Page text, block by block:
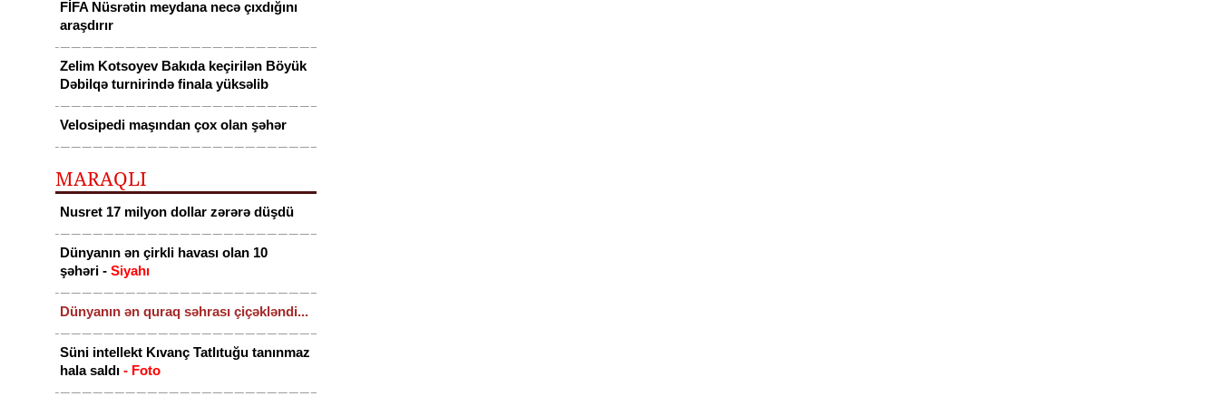
FİFA Nüsrətin meydana necə çıxdığını
araşdırır
Zelim Kotsoyev Bakıda keçirilən Böyük
Dəbilqə turnirində finala yüksəlib
Velosipedi maşından çox olan şəhər
MARAQLI
Nusret 17 milyon dollar zərərə düşdü
Dünyanın ən çirkli havası olan 10
şəhəri - Siyahı
Dünyanın ən quraq səhrası çiçəkləndi...
Süni intellekt Kıvanç Tatlıtuğu tanınmaz
hala saldı - Foto